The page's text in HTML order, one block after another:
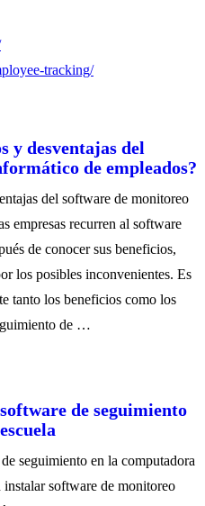
tracking/
y desventajas del
de empleados?
del software de monitoreo
empresas recurren al software
de conocer sus beneficios,
los posibles inconvenientes. Es
tanto los beneficios como los
de …
de seguimiento
seguimiento en la computadora
instalar software de monitoreo